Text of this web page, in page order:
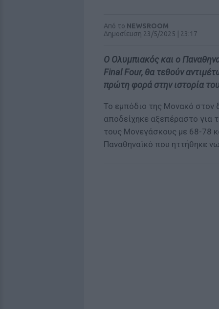
Από το NEWSROOM
Δημοσίευση 23/5/2025 | 23:17
Ο Ολυμπιακός και ο
Final Four, θα τεθούν
πρώτη φορά στην ιστορία
Το εμπόδιο της Μονακό στον
αποδείχηκε αξεπέραστο για
τους Μονεγάσκους με 68-78
Παναθηναϊκό που ηττήθηκε